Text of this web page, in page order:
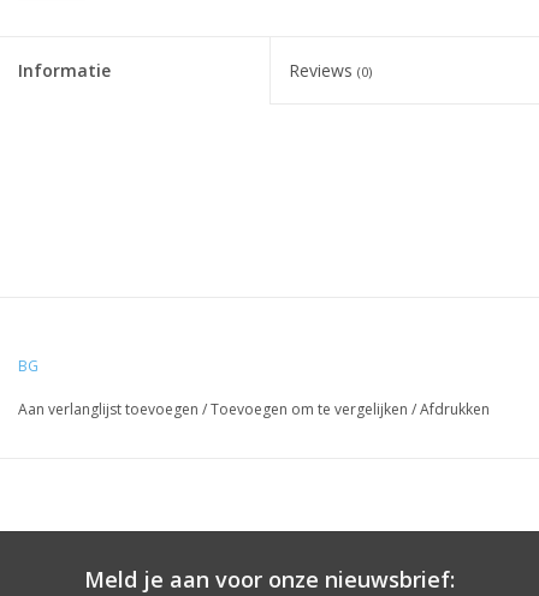
Informatie Reviews (0)
BG
Aan verlanglijst toevoegen /Toevoegen om te vergelijken /Afdrukken
Meld je aan voor onze nieuwsbrief: